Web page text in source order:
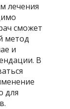
лечения
сможет
метод
и
В
для